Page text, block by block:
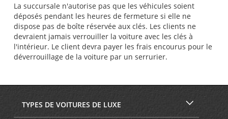
La succursale n'autorise pas que les véhicules soient
déposés pendant les heures de fermeture si elle ne
dispose pas de boîte réservée aux clés. Les clients ne
devraient jamais verrouiller la voiture avec les clés à
l'intérieur. Le client devra payer les frais encourus pour le
déverrouillage de la voiture par un serrurier.
TYPES DE VOITURES DE LUXE